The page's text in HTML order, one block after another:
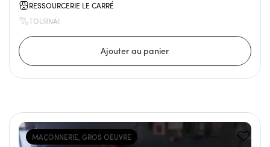
RESSOURCERIE LE CARRÉ
TOURNAI
MAÇONNERIE, GROS OEUVRE